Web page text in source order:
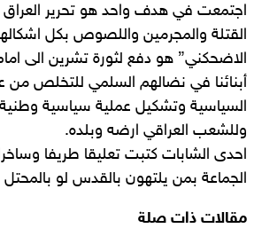
اجتمعت في هدف واحد هو تحرير
القتلة والمجرمين واللصوص بكل
الاضحكني” هو دفع لثورة تشرين الى
أبنائنا في نضالهم السلمي للتخلص من
السياسية وتشكيل عملية سياسية وطنية
وللشعب العراقي ارضه وبلده.
احدى الشابات كتبت تعليقا طريفا
الجماعة بمن يلتهون بالقدس لو
مقالات ذات صلة